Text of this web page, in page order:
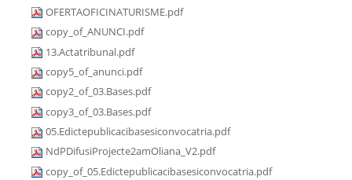
OFERTAOFICINATURISME.pdf
copy_of_ANUNCI.pdf
13.Actatribunal.pdf
copy5_of_anunci.pdf
copy2_of_03.Bases.pdf
copy3_of_03.Bases.pdf
05.Edictepublicacibasesiconvocatria.pdf
NdPDifusiProjecte2amOliana_V2.pdf
copy_of_05.Edictepublicacibasesiconvocatria.pdf